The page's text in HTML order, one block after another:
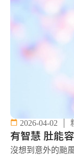
2026-04-02
有智慧 肚能容
沒想到意外的颱